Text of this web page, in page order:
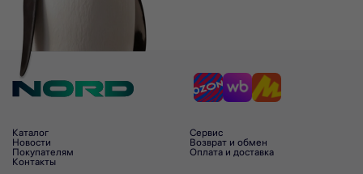
Каталог
Новости
Покупателям
Контакты
Сервис
Возврат и обмен
Оплата и доставка